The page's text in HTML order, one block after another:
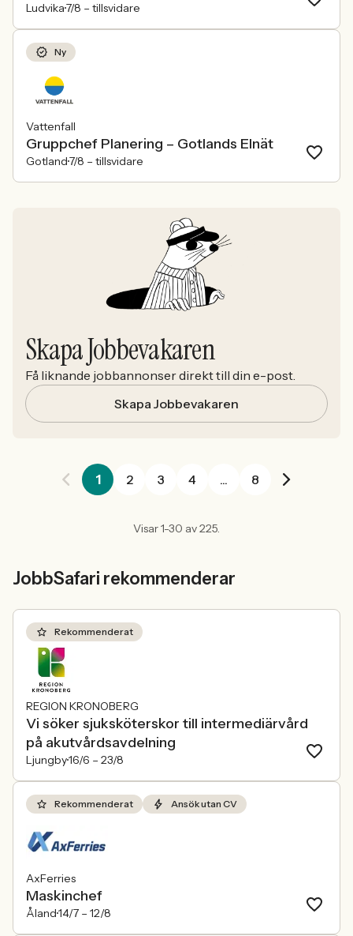
Ludvika7/8 – tillsvidare
Ny
Vattenfall
Gruppchef Planering – Gotlands Elnät
Gotland7/8 – tillsvidare
Skapa Jobbevakaren
Få liknande jobbannonser direkt till din e-post.
Skapa Jobbevakaren
1 2 3 4 ... 8
Visar 1-30 av 225.
JobbSafari rekommenderar
Rekommenderat
REGION KRONOBERG
Vi söker sjuksköterskor till intermediärvård
på akutvårdsavdelning
Ljungby16/6 – 23/8
Rekommenderat Ansök utan CV
AxFerries
Maskinchef
Åland14/7 – 12/8